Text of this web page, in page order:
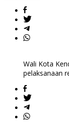
Wali Kota
pelaksanaan